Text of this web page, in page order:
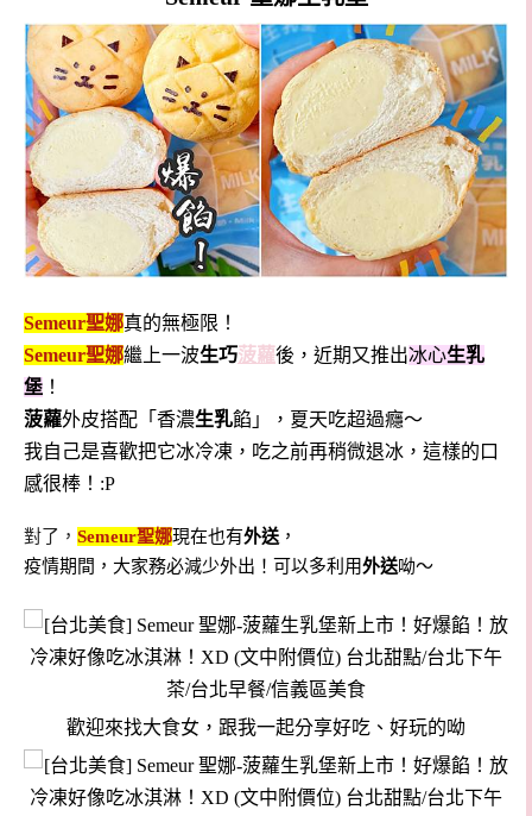
Semeur聖娜真的無極限！
Semeur聖娜繼上一波生巧菠蘿後，近期又推出冰心生乳
堡 ！
菠蘿外皮搭配「香濃生乳餡」，夏天吃超過癮～
我自己是喜歡把它冰冷凍，吃之前再稍微退冰，這樣的口
感很棒！:P
對了， Semeur聖娜現在也有外送 ，
疫情期間，大家務必減少外出！可以多利用外送呦～
歡迎來找大食女，跟我一起分享好吃、好玩的呦